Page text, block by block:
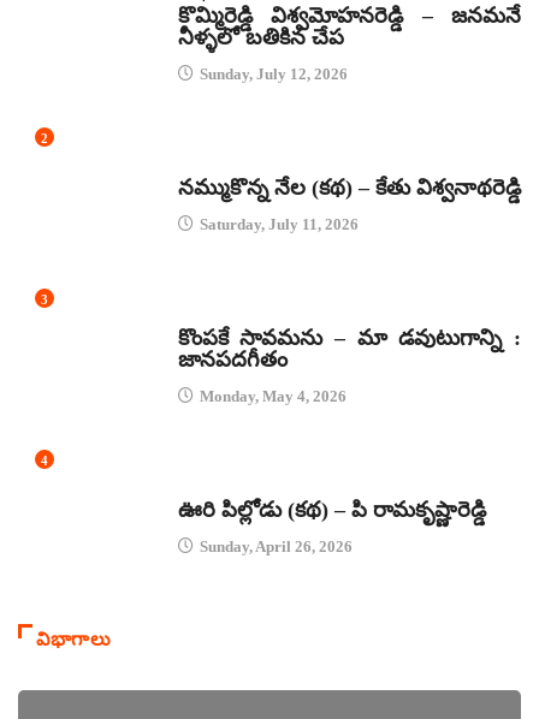
కొమ్మిరెడ్డి విశ్వమోహనరెడ్డి – జనమనే
నీళ్ళలో బతికిన చేప
Sunday, July 12, 2026
2
నమ్ముకొన్న నేల (కథ) – కేతు విశ్వనాథరెడ్డి
Saturday, July 11, 2026
3
కొంపకే సావమను – మా డవుటుగాన్ని :
జానపదగీతం
Monday, May 4, 2026
4
ఊరి పిల్లోడు (కథ) – పి రామకృష్ణారెడ్డి
Sunday, April 26, 2026
విభాగాలు